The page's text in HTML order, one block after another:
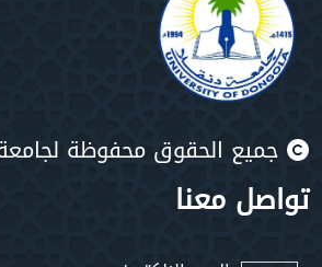
جميع الحقوق محفوظة لجامعة
تواصل معنا